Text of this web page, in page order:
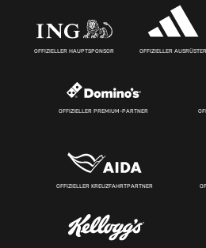
OFFIZIELLER HAUPTSPONSOR OFFIZIELLER AUSRÜSTER
OFFIZIELLER PREMIUM-PARTNER
OFFIZIELLER KREUZFAHRTPARTNER